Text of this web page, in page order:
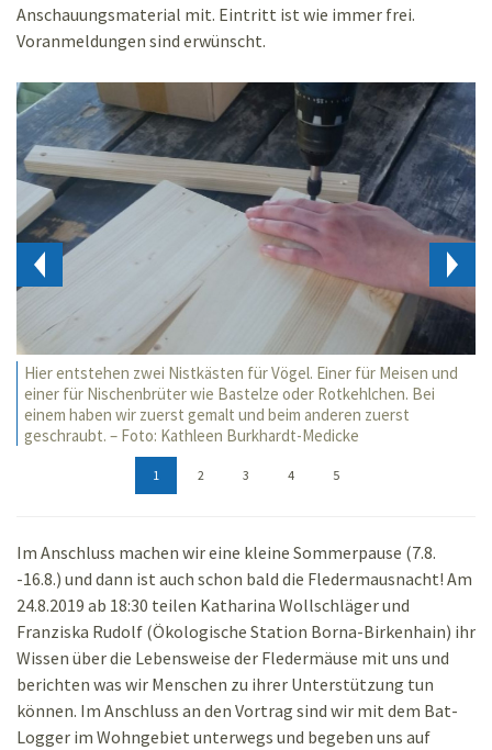
Anschauungsmaterial mit. Eintritt ist wie immer frei.
Voranmeldungen sind erwünscht.
Hier entstehen zwei Nistkästen für Vögel. Einer für Meisen und
einer für Nischenbrüter wie Bastelze oder Rotkehlchen. Bei
einem haben wir zuerst gemalt und beim anderen zuerst
geschraubt. – Foto: Kathleen Burkhardt-Medicke
1 2 3 4 5
Im Anschluss machen wir eine kleine Sommerpause (7.8.
-16.8.) und dann ist auch schon bald die Fledermausnacht! Am
24.8.2019 ab 18:30 teilen Katharina Wollschläger und
Franziska Rudolf (Ökologische Station Borna-Birkenhain) ihr
Wissen über die Lebensweise der Fledermäuse mit uns und
berichten was wir Menschen zu ihrer Unterstützung tun
können. Im Anschluss an den Vortrag sind wir mit dem Bat-
Logger im Wohngebiet unterwegs und begeben uns auf